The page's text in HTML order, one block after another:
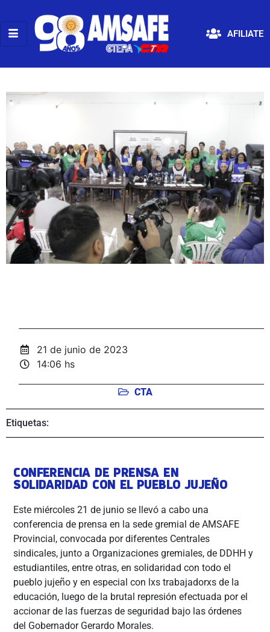
AFILIATE
21 de junio de 2023
14:06 hs
CTA
Etiquetas:
CONFERENCIA DE PRENSA EN
SOLIDARIDAD CON EL PUEBLO JUJEÑO
Este miércoles 21 de junio se llevó a cabo una
conferencia de prensa en la sede gremial de AMSAFE
Provincial, convocada por diferentes Centrales
sindicales, junto a Organizaciones gremiales, de DDHH y
estudiantiles, entre otras, en solidaridad con todo el
pueblo jujeño y en especial con lxs trabajadorxs de la
educación, luego de la brutal represión efectuada por el
accionar de las fuerzas de seguridad bajo las órdenes
del Gobernador Gerardo Morales.